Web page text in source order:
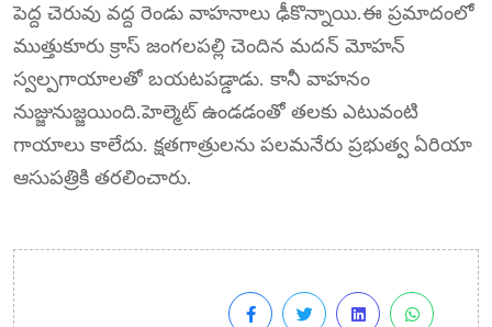
పెద్ద చెరువు వద్ద రెండు వాహనాలు ఢీకొన్నాయి.ఈ ప్రమాదంలో
ముత్తుకూరు క్రాస్ జంగలపల్లి చెందిన మదన్ మోహన్
స్వల్పగాయాలతో బయటపడ్డాడు. కానీ వాహనం
నుజ్జునుజ్జయింది.హెల్మెట్ ఉండడంతో తలకు ఎటువంటి
గాయాలు కాలేదు. క్షతగాత్రులను పలమనేరు ప్రభుత్వ ఏరియా
ఆసుపత్రికి తరలించారు.